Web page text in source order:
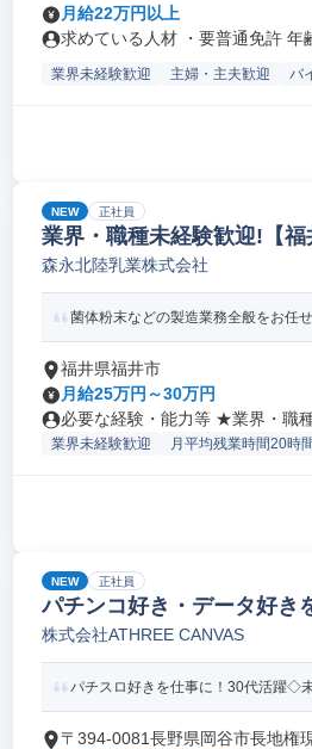
月給22万円以上
求めている人材 ・要普通免許 年
業界未経験歓迎 主婦・主夫歓迎 バ
NEW 正社員
業界・職種未経験歓迎!【
ペレーター/ラインマネージ
森永北陸乳業株式会社
菌体粉末などの製造業務全般をお任
福井県福井市
月給25万円～30万円
必要な経験・能力等 ★業界・職
業界未経験歓迎 月平均残業時間20時
NEW 正社員
パチンコ好き・データ好き
株式会社ATHREE CANVAS
パチスロ好きを仕事に！30代活躍◇
〒394-0081長野県岡谷市長地権